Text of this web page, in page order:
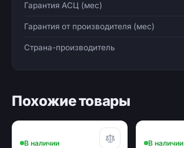
Гарантия АСЦ (мес)
Гарантия от производителя (мес)
Страна-производитель
Похожие товары
В наличии В наличии